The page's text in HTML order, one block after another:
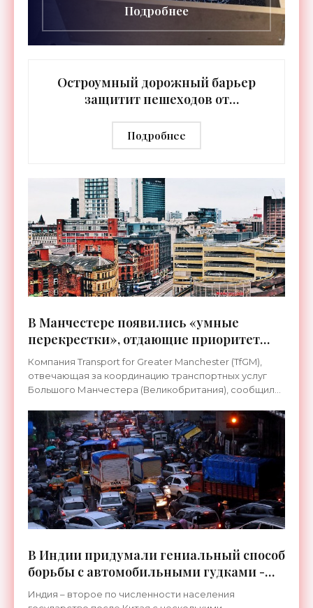
Подробнее
Остроумный дорожный барьер
защитит пешеходов от
«Технологии»
Подробнее
В Манчестере появились «умные
перекрестки», отдающие приоритет
пешеходам и велосипедистам -
«Технологии»
Компания Transport for Greater Manchester (TfGM),
отвечающая за координацию транспортных услуг
Большого Манчестера (Великобритания), сообщила
С
В Индии придумали гениальный способ
борьбы с автомобильными гудками -
«Технологии»
Индия – второе по численности населения